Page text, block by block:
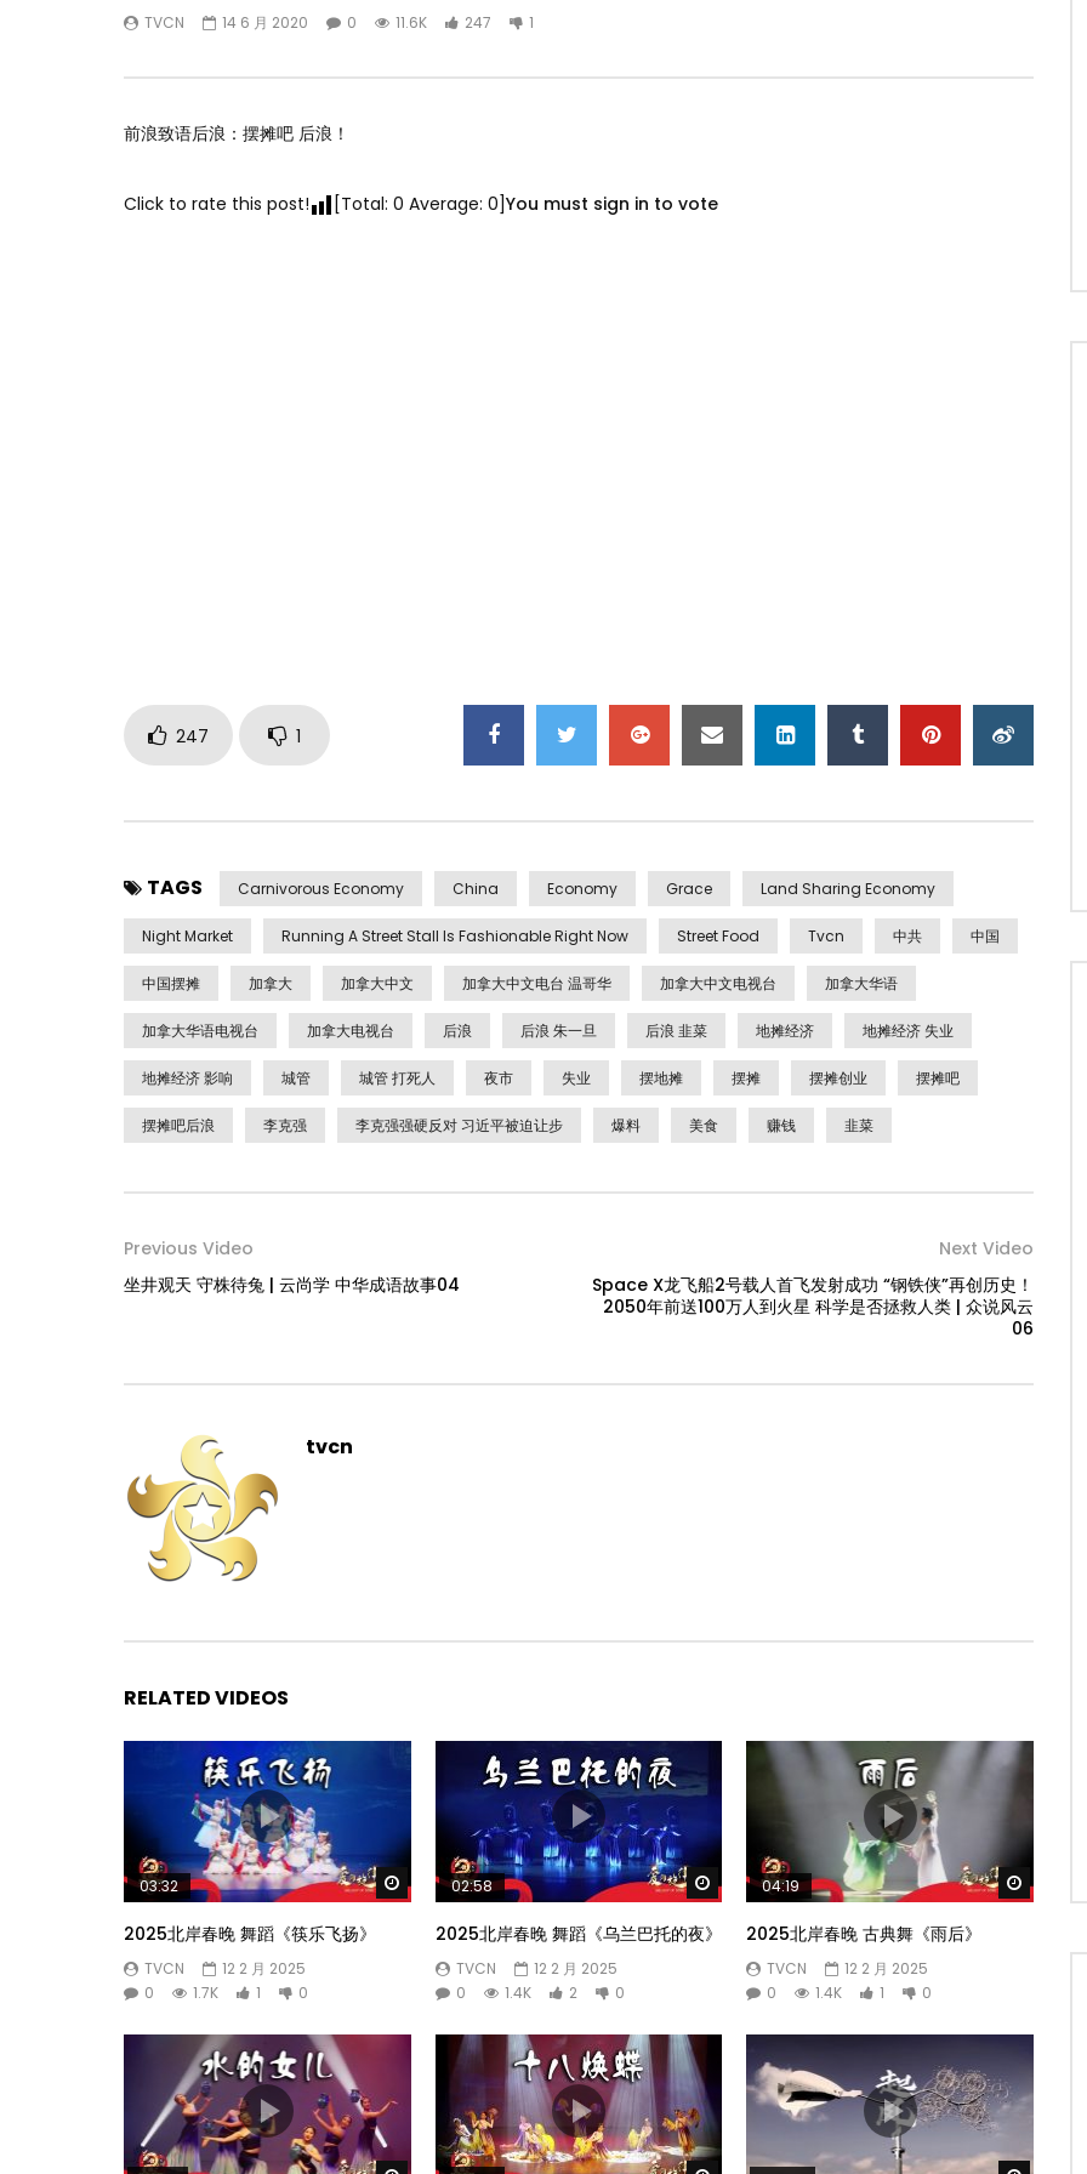
TVCN 14 6 月 2020 0 11.6K 247 1
前浪致语后浪：摆摊吧 后浪！
Click to rate this post! [Total: 0 Average: 0]You must sign in to vote
247 1
TAGS Carnivorous Economy China Economy Grace Land Sharing Economy
Night Market Running A Street Stall Is Fashionable Right Now Street Food Tvcn 中共 中国
中国摆摊 加拿大 加拿大中文 加拿大中文电台 温哥华 加拿大中文电视台 加拿大华语
加拿大华语电视台 加拿大电视台 后浪 后浪 朱一旦 后浪 韭菜 地摊经济 地摊经济 失业
地摊经济 影响 城管 城管 打死人 夜市 失业 摆地摊 摆摊 摆摊创业 摆摊吧
摆摊吧后浪 李克强 李克强强硬反对 习近平被迫让步 爆料 美食 赚钱 韭菜
Previous Video
坐井观天 守株待兔 | 云尚学 中华成语故事04
Next Video
Space X龙飞船2号载人首飞发射成功 “钢铁侠”再创历史！
2050年前送100万人到火星 科学是否拯救人类 | 众说风云
06
tvcn
RELATED VIDEOS
Watch Later
03:32
2025北岸春晚 舞蹈《筷乐飞扬》
TVCN
12 2 月 2025
0
1.7K 1 0
Watch Later
02:58
2025北岸春晚 舞蹈《乌兰巴托的夜》
TVCN
12 2 月 2025
0
1.4K 2 0
Watch
04:19
2025北岸春晚 古典舞《雨后》
TVCN
12 2 月 2025
0
1.4K 1 0